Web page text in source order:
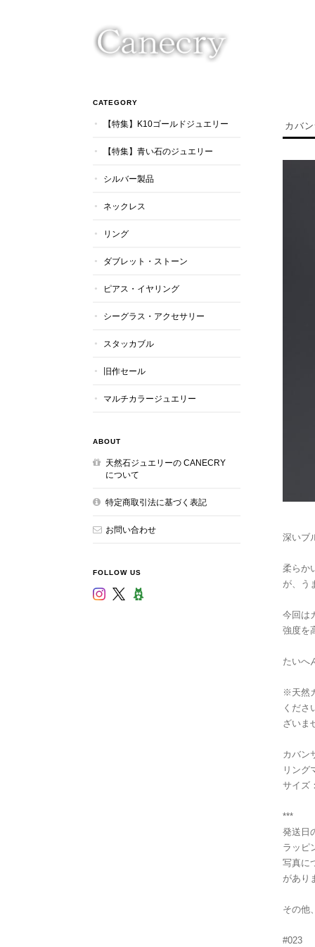
カバ
深いブ
柔らか
が、う
今回は
強度を
たいへ
※天然
くださ
ざいま
カバン
リング
サイズ
***
発送日
ラッピ
写真に
があり
その他
#023
CATEGORY
【特集】K10ゴールドジュエリー
【特集】青い石のジュエリー
シルバー製品
ネックレス
リング
ダブレット・ストーン
ピアス・イヤリング
シーグラス・アクセサリー
スタッカブル
旧作セール
マルチカラージュエリー
ABOUT
天然石ジュエリーの CANECRY
について
特定商取引法に基づく表記
お問い合わせ
FOLLOW US